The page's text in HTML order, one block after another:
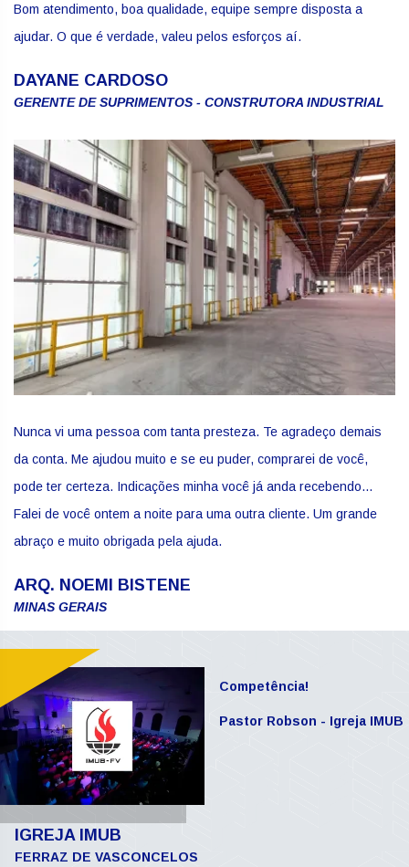
Bom atendimento, boa qualidade, equipe sempre disposta a
ajudar. O que é verdade, valeu pelos esforços aí.
DAYANE CARDOSO
GERENTE DE SUPRIMENTOS - CONSTRUTORA INDUSTRIAL
Nunca vi uma pessoa com tanta presteza. Te agradeço demais
da conta. Me ajudou muito e se eu puder, comprarei de você,
pode ter certeza. Indicações minha você já anda recebendo...
Falei de você ontem a noite para uma outra cliente. Um grande
abraço e muito obrigada pela ajuda.
ARQ. NOEMI BISTENE
MINAS GERAIS
IGREJA IMUB
FERRAZ DE VASCONCELOS
Competência!
Pastor Robson - Igreja IMUB